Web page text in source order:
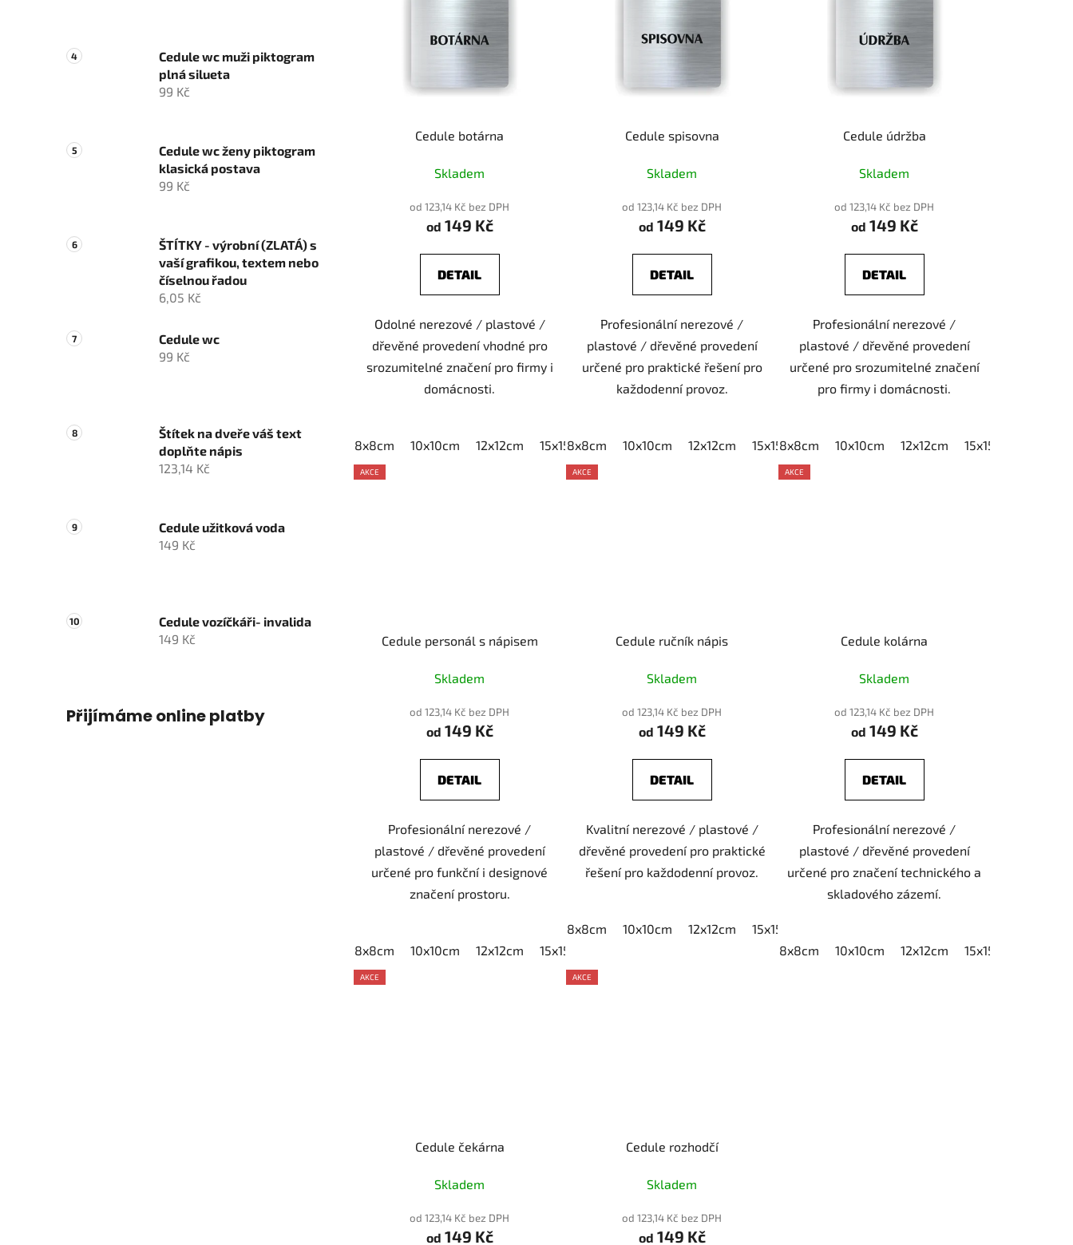
Cedule wc muži piktogram
plná silueta
99 Kč
Cedule wc ženy piktogram
klasická postava
99 Kč
ŠTÍTKY - výrobní (ZLATÁ) s
vaší grafikou, textem nebo
číselnou řadou
6,05 Kč
Cedule wc
99 Kč
Štítek na dveře váš text
doplňte nápis
123,14 Kč
Cedule užitková voda
149 Kč
Cedule vozíčkáři- invalida
149 Kč
Přijímáme online platby
Cedule botárna
Skladem
od 123,14 Kč bez DPH
od 149 Kč
DETAIL
Odolné nerezové / plastové /
dřevěné provedení vhodné pro
srozumitelné značení pro firmy i
domácnosti.
8x8cm 10x10cm 12x12cm 15x15cm 20x20cm
Cedule spisovna
Skladem
od 123,14 Kč bez DPH
od 149 Kč
DETAIL
Profesionální nerezové /
plastové / dřevěné provedení
určené pro praktické řešení pro
každodenní provoz.
8x8cm 10x10cm 12x12cm 15x15cm 20x20cm
Cedule údržba
Skladem
od 123,14 Kč bez DPH
od 149 Kč
DETAIL
Profesionální nerezové /
plastové / dřevěné provedení
určené pro srozumitelné značení
pro firmy i domácnosti.
8x8cm 10x10cm 12x12cm 15x15cm
AKCE
Cedule personál s nápisem
Skladem
od 123,14 Kč bez DPH
od 149 Kč
DETAIL
Profesionální nerezové /
plastové / dřevěné provedení
určené pro funkční i designové
značení prostoru.
8x8cm 10x10cm 12x12cm 15x15cm
AKCE
Cedule ručník nápis
Skladem
od 123,14 Kč bez DPH
od 149 Kč
DETAIL
Kvalitní nerezové / plastové /
dřevěné provedení pro praktické
řešení pro každodenní provoz.
8x8cm 10x10cm 12x12cm 15x15cm
AKCE
Cedule kolárna
Skladem
od 123,14 Kč bez DPH
od 149 Kč
DETAIL
Profesionální nerezové /
plastové / dřevěné provedení
určené pro značení technického a
skladového zázemí.
8x8cm 10x10cm 12x12cm 15x15cm
AKCE
Cedule čekárna
Skladem
od 123,14 Kč bez DPH
od 149 Kč
AKCE
Cedule rozhodčí
Skladem
od 123,14 Kč bez DPH
od 149 Kč